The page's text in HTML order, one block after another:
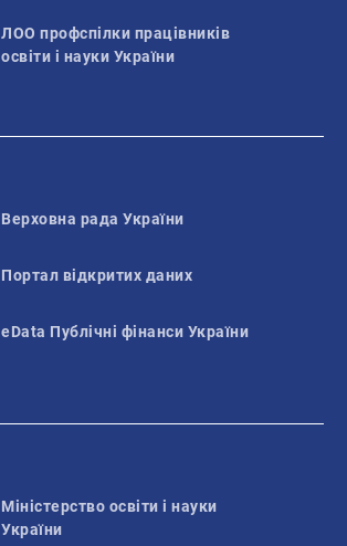
ЛОО профспілки працівників
освіти і науки України
Верховна рада України
Портал відкритих даних
eData Публічні фінанси України
Міністерство освіти і науки
України